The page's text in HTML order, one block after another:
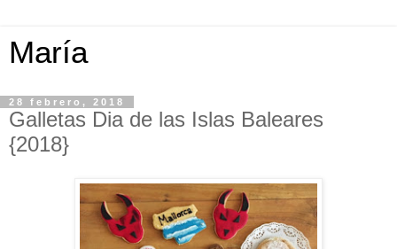
María
28 febrero, 2018
Galletas Dia de las Islas Baleares
{2018}